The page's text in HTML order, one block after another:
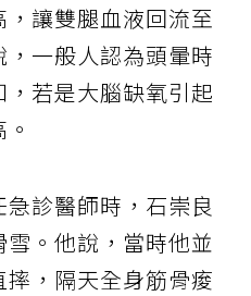
讓雙腿血液回流至
一般人認為頭暈時
若是大腦缺氧引起
診醫師時，石崇良
。他說，當時他並
，隔天全身筋骨痠